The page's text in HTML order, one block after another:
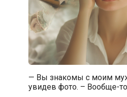
— Вы знакомы с моим
увидев фото. – Вообще-